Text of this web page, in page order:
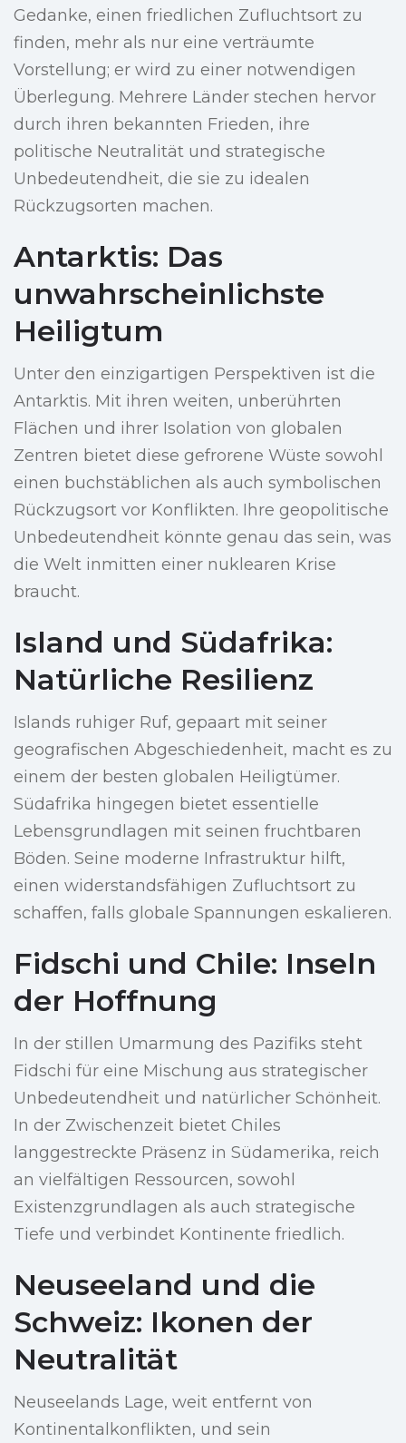
Gedanke, einen friedlichen Zufluchtsort zu
finden, mehr als nur eine verträumte
Vorstellung; er wird zu einer notwendigen
Überlegung. Mehrere Länder stechen hervor
durch ihren bekannten Frieden, ihre
politische Neutralität und strategische
Unbedeutendheit, die sie zu idealen
Rückzugsorten machen.
Antarktis: Das
unwahrscheinlichste
Heiligtum
Unter den einzigartigen Perspektiven ist die
Antarktis. Mit ihren weiten, unberührten
Flächen und ihrer Isolation von globalen
Zentren bietet diese gefrorene Wüste sowohl
einen buchstäblichen als auch symbolischen
Rückzugsort vor Konflikten. Ihre geopolitische
Unbedeutendheit könnte genau das sein, was
die Welt inmitten einer nuklearen Krise
braucht.
Island und Südafrika:
Natürliche Resilienz
Islands ruhiger Ruf, gepaart mit seiner
geografischen Abgeschiedenheit, macht es zu
einem der besten globalen Heiligtümer.
Südafrika hingegen bietet essentielle
Lebensgrundlagen mit seinen fruchtbaren
Böden. Seine moderne Infrastruktur hilft,
einen widerstandsfähigen Zufluchtsort zu
schaffen, falls globale Spannungen eskalieren.
Fidschi und Chile: Inseln
der Hoffnung
In der stillen Umarmung des Pazifiks steht
Fidschi für eine Mischung aus strategischer
Unbedeutendheit und natürlicher Schönheit.
In der Zwischenzeit bietet Chiles
langgestreckte Präsenz in Südamerika, reich
an vielfältigen Ressourcen, sowohl
Existenzgrundlagen als auch strategische
Tiefe und verbindet Kontinente friedlich.
Neuseeland und die
Schweiz: Ikonen der
Neutralität
Neuseelands Lage, weit entfernt von
Kontinentalkonflikten, und sein